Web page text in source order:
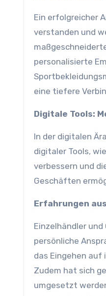
Ein erfolgreicher
verstanden und
personalisierte
eine tiefere
Digitale Tools:
In der digitalen
digitaler Tools,
verbessern und
Geschäften
Erfahrungen
Einzelhändler
persönliche
das Eingehen auf
Zudem hat sich
umgesetzt